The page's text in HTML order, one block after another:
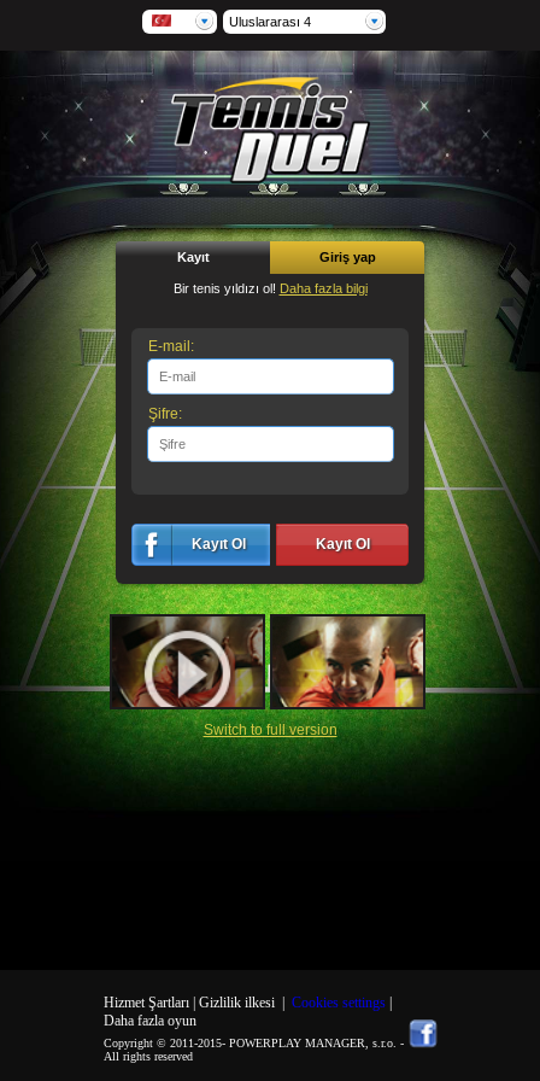
Uluslararası 4
Kayıt Giriş yap
Bir tenis yıldızı ol! Daha fazla bilgi
E-mail:
Şifre:
Kayıt Ol Kayıt Ol
Switch to full version
Hizmet Şartları | Gizlilik ilkesi| Cookies settings
Daha fazla oyun
Copyright © 2011-2015- POWERPLAY MANAGER, s.r.o. -
All rights reserved